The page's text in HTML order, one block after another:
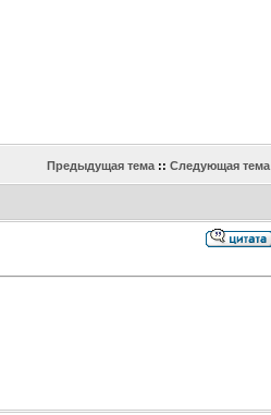
Предыдущая тема:: Следующая тема